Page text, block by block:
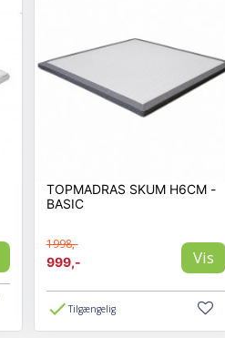
TOPMADRAS SKUM H6CM -
BASIC
1998,-
999,-
Vis
Tilgængelig